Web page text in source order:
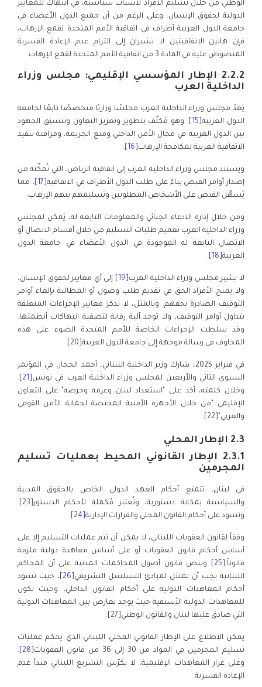
الوطني من خلال تسليم الأفراد لأسباب سياسية، في انتهاك للمعايير
الدولية لحقوق الإنسان. وعلى الرغم من أن جميع الدول الأعضاء في
جامعة الدول العربية أطراف في اتفاقية الأمم المتحدة لقمع الإرهاب،
فإن هاتين الاتفاقيتين لا تشيران إلى التزام عدم الإعادة القسرية
المنصوص عليه في المادة 3 من اتفاقية الأمم المتحدة لقمع الإرهاب.
2.2.2 الإطار المؤسسي الإقليمي: مجلس وزراء
الداخلية العرب
يُعدّ مجلس وزراء الداخلية العرب مجلسًا وزاريًا متخصصًا تابعًا لجامعة
الدول العربية[15]
. وهو مُكلَّف بتطوير وتعزيز التعاون وتنسيق الجهود
بين الدول العربية في مجال الأمن الداخلي ومنع الجريمة، ومراقبة تنفيذ
الاتفاقية العربية لمكافحة الإرهاب [16]
.
ويستند مجلس وزراء الداخلية العرب إلى اتفاقية الرياض، التي تُمكِّنه من
إصدار أوامر القبض بناءً على طلب الدول الأطراف في الاتفاقية[17]
، مما
يُسهِّل القبض على الأشخاص المطلوبين وتسليمهم بتهم الإرهاب.
ومن خلال إدارة الادعاء الجنائي والمعلومات التابعة له، يُمكن لمجلس
وزراء الداخلية العرب تعميم طلبات التسليم من خلال أقسام الاتصال أو
الاتصال التابعة له الموجودة في الدول الأعضاء في جامعة الدول
العربية[18]
.
لا يشير مجلس وزراء الداخلية العرب [19]
إلى أي معايير لحقوق الإنسان،
ولا يمنح الأفراد الحق في تقديم طلب وصول أو المطالبة بإلغاء أوامر
التوقيف الصادرة بحقهم. وبالمثل، لا يذكر معايير الإجراءات المتعلقة
بتداول أوامر التوقيف، ولا توجد آلية رقابة لتصفية انتهاكات أنظمتها.
وقد سلطت الإجراءات الخاصة للأمم المتحدة الضوء على هذه
المخاوف في رسالة موجهة إلى جامعة الدول العربية[20]
.
في فبراير 2025، شارك وزير الداخلية اللبناني، أحمد الحجار، في المؤتمر
السنوي الثاني والأربعين لمجلس وزراء الداخلية العرب في تونس [21]
.
وخلال كلمته، أكد على "استعداد لبنان وعزمه وحرصه" على التعاون
الإقليمي "من خلال الأجهزة الأمنية المختصة لحماية الأمن القومي
والعربي" [22]
.
2.3 الإطار المحلي
2.3.1 الإطار القانوني المحيط بعمليات تسليم
المجرمين
في لبنان، تتمتع أحكام العهد الدولي الخاص بالحقوق المدنية
والسياسية بمكانة دستورية، وتُعتبر مُكملة لأحكام الدستور [23]
.
وتسود على أحكام القانون المحلي والقرارات الإدارية[24]
.
وفقاً لقانون العقوبات اللبناني، لا يمكن أن تتم عمليات التسليم إلا على
أساس أحكام قانون العقوبات أو على أساس معاهدة دولية ملزمة
قانوناً. [25]
وينص قانون أصول المحاكمات المدنية على أن المحاكم
اللبنانية يجب أن تمتثل لمبادئ التسلسل التشريعي [26]
، حيث تسود
أحكام المعاهدات الدولية على أحكام القانون الداخلي، وحيث تكون
للمعاهدات الدولية الأسبقية حيث يوجد تعارض بين المعاهدات الدولية
التي صادق عليها لبنان والقانون الوطني [27]
.
يمكن الاطلاع على الإطار القانوني المحلي اللبناني الذي يحكم عمليات
تسليم المجرمين في المواد من 30 إلى 36 من قانون العقوبات
[28]
.
وعلى غرار المعاهدات الإقليمية، لا يكرّس التشريع اللبناني مبدأ عدم
الإعادة القسرية.